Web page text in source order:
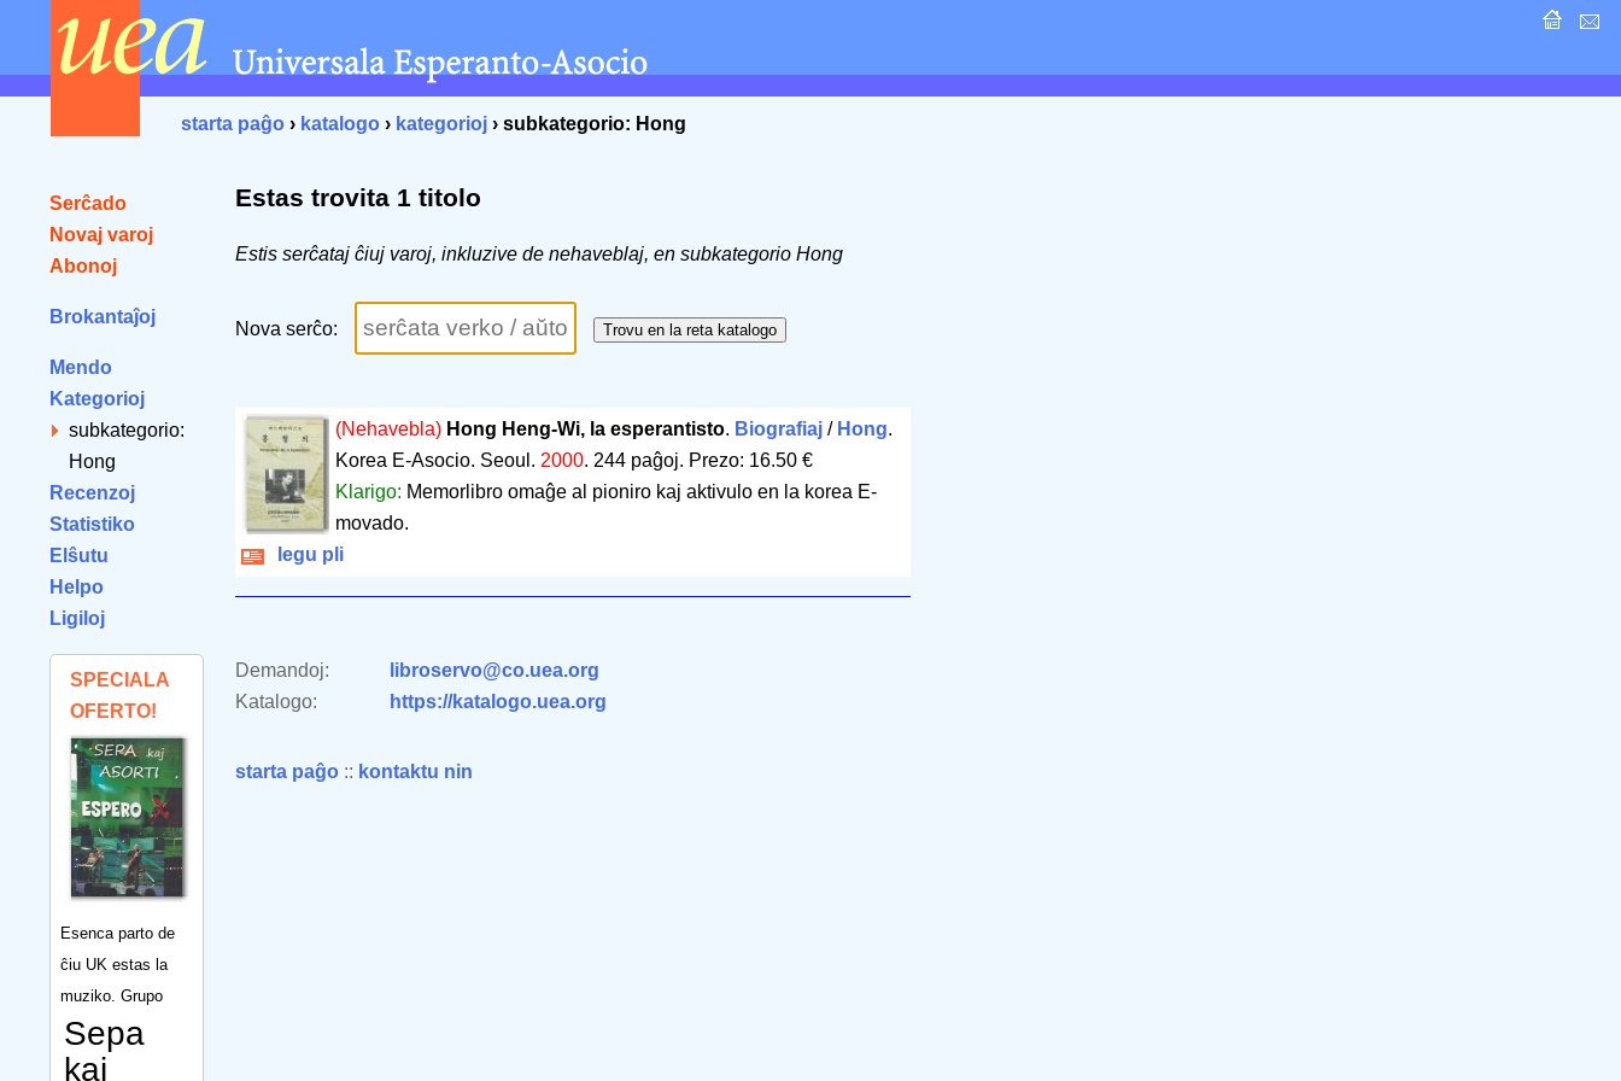
starta paĝo › katalogo › kategorioj › subkategorio: Hong
Serĉado
Novaj varoj
Abonoj
Brokantaĵoj
Mendo
Kategorioj
subkategorio:
Hong
Recenzoj
Statistiko
Elŝutu
Helpo
Ligiloj
SPECIALA
OFERTO!
Esenca parto de
ĉiu UK estas la
muziko. Grupo
Sepa
kaj
Estas trovita 1 titolo
Estis serĉataj ĉiuj varoj, inkluzive de nehaveblaj, en subkategorio Hong
Nova serĉo:
(Nehavebla) Hong Heng-Wi, la esperantisto. Biografiaj/ Hong.
Korea E-Asocio. Seoul. 2000. 244 paĝoj. Prezo: 16.50 €
Klarigo: Memorlibro omaĝe al pioniro kaj aktivulo en la korea E-
movado.
legu pli
Demandoj:
libroservo@co.uea.org
Katalogo:
https://katalogo.uea.org
starta paĝo :: kontaktu nin